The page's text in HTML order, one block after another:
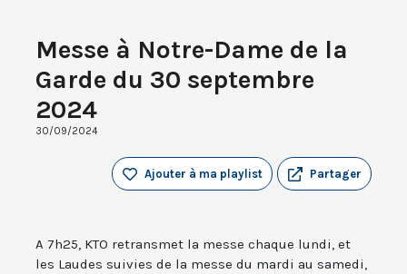
Messe à Notre-Dame de la
Garde du 30 septembre
2024
30/09/2024
Partager
Ajouter à ma playlist
A 7h25, KTO retransmet la messe chaque lundi, et
les Laudes suivies de la messe du mardi au samedi,